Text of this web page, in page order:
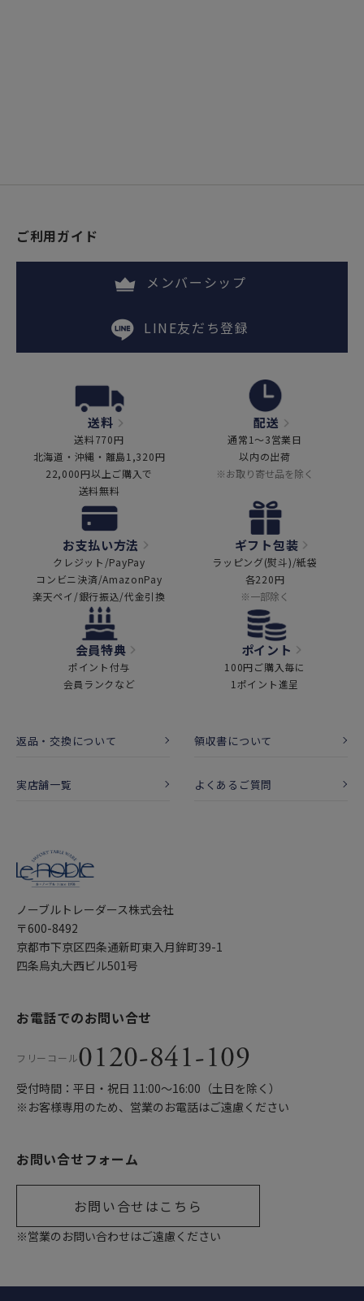
ご利用ガイド
メンバーシップ
LINE友だち登録
送料
送料770円
北海道・沖縄・離島1,320円
22,000円以上ご購入で
送料無料
配送
通常1～3営業日
以内の出荷
※お取り寄せ品を除く
お支払い方法
クレジット/PayPay
コンビニ決済/AmazonPay
楽天ペイ/銀行振込/代金引換
ギフト包装
ラッピング(熨斗)/紙袋
各220円
※一部除く
会員特典
ポイント付与
会員ランクなど
ポイント
100円ご購入毎に
1ポイント進呈
返品・交換について 領収書について
実店舗一覧 よくあるご質問
ノーブルトレーダース株式会社
〒600-8492
京都市下京区四条通新町東入月鉾町39-1
四条烏丸大西ビル501号
お電話でのお問い合せ
フリーコール0120-841-109
受付時間：平日・祝日 11:00〜16:00（土日を除く）
※お客様専用のため、営業のお電話はご遠慮ください
お問い合せフォーム
お問い合せはこちら
※営業のお問い合わせはご遠慮ください